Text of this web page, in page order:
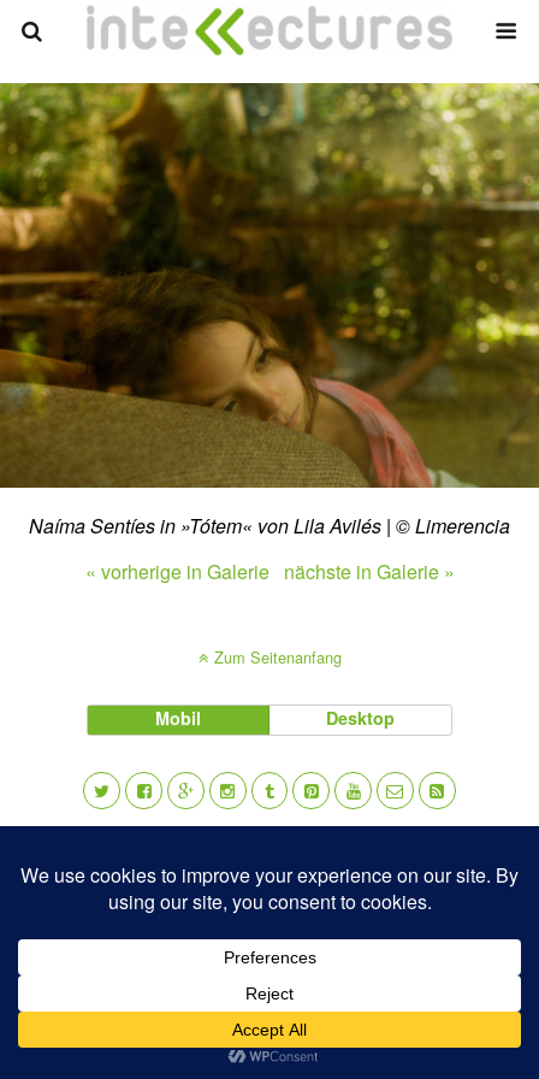
Naíma Sentíes in »Tótem« von Lila Avilés | © Limerencia
« vorherige in Galerie nächste in Galerie »
Zum Seitenanfang
Mobil Desktop